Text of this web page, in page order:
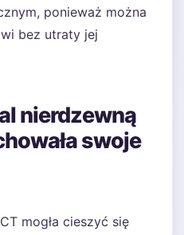
ponieważ można
bez utraty jej
nierdzewną
swoje
mogła cieszyć się